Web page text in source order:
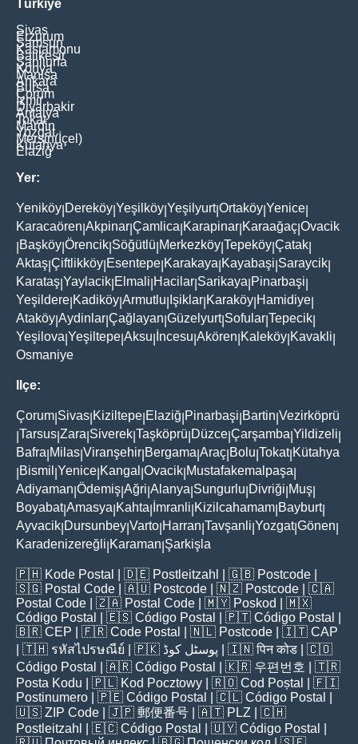
Türkiye
Sivas
Erzurum
Samsun
Kastamonu
Balikesir
Şanliurfa
Konya
Manisa
Ankara
Bursa
Çorum
İzmir
Diyarbakir
Antalya
Tokat
Mardin
Yozgat
Mersin(İçel)
Kütahya
Elaziğ
Yer:
Yeniköy Dereköy Yeşilköy Yeşilyurt|Ortaköy Yenice
Karacaören Akpinar Çamlica Karapinar Karaağaç Ovacik
Başköy Örencik Söğütlü Merkezköy Tepeköy Çatak
Aktaş Çiftlikköy Esentepe Karakaya Kayabaşi Saraycik
Karataş Yaylacik Elmali Hacilar Sarikaya Pinarbaşi
Yeşildere Kadiköy Armutlu Işiklar Karaköy Hamidiye
Ataköy Aydinlar Çağlayan Güzelyurt| Sofular Tepecik
Yeşilova Yeşiltepe Aksu İncesu Akören Kaleköy Kavakli
Osmaniye
Ilçe:
Çorum Sivas Kiziltepe Elaziğ Pinarbaşi Bartin Vezirköprü
Tarsus Zara Siverek Taşköprü Düzce Çarşamba Yildizeli
Bafra Milas Viranşehir Bergama Araç Bolu Tokat| Kütahya
Bismil Yenice Kangal Ovacik Mustafakemalpaşa
Adiyaman Ödemiş Ağri Alanya Sungurlu Divriği Muş
Boyabat|Amasya Kahta İmranli Kizilcahamam Bayburt|
Ayvacik Dursunbey Varto Harran Tavşanli Yozgat|Gönen
Karadenizereğli Karaman Şarkişla
🇵🇭 Kode Postal | 🇩🇪 Postleitzahl | 🇬🇧 Postcode
🇸🇬 Postal Code | 🇦🇺 Postcode | 🇳🇿 Postcode | 🇨🇦
Postal Code | 🇿🇦 Postal Code | 🇲🇾 Poskod
| 🇲🇽
Código Postal
| 🇪🇸 Código Postal | 🇵🇹 Código Postal
🇧🇷 CEP | 🇫🇷 Code Postal | 🇳🇱 Postcode | 🇮🇹 CAP
| 🇹🇭 รหัสไปรษณีย์ | 🇵🇰 پوسٹل کوڈ | 🇮🇳पिन कोड | 🇨🇴
Código Postal
| 🇦🇷 Código Postal | 🇰🇷 우편번호
| 🇹🇷
Posta Kodu | 🇵🇱 Kod Pocztowy | 🇷🇴 Cod Poștal
| 🇫🇮
Postinumero | 🇵🇪 Código Postal | 🇨🇱 Código Postal
🇺🇸 ZIP Code | 🇯🇵 郵便番号 | 🇦🇹 PLZ | 🇨🇭
Postleitzahl
| 🇪🇨 Código Postal | 🇺🇾 Código Postal